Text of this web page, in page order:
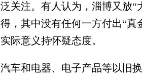
关注。有人认为，淄博又放
得，其中没有任何一方付出“
际意义持怀疑态度。
和电器、电子产品等以旧换